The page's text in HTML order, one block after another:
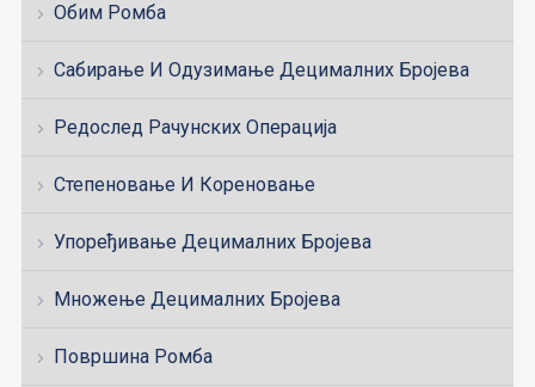
Обим Ромба
Сабирање И Одузимање Децималних Бројева
Редослед Рачунских Операција
Степеновање И Кореновање
Упоређивање Децималних Бројева
Множење Децималних Бројева
Површина Ромба